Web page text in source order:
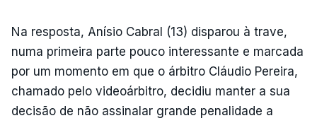
Na resposta, Anísio Cabral (13) disparou à trave,
numa primeira parte pouco interessante e marcada
por um momento em que o árbitro Cláudio Pereira,
chamado pelo videoárbitro, decidiu manter a sua
decisão de não assinalar grande penalidade a